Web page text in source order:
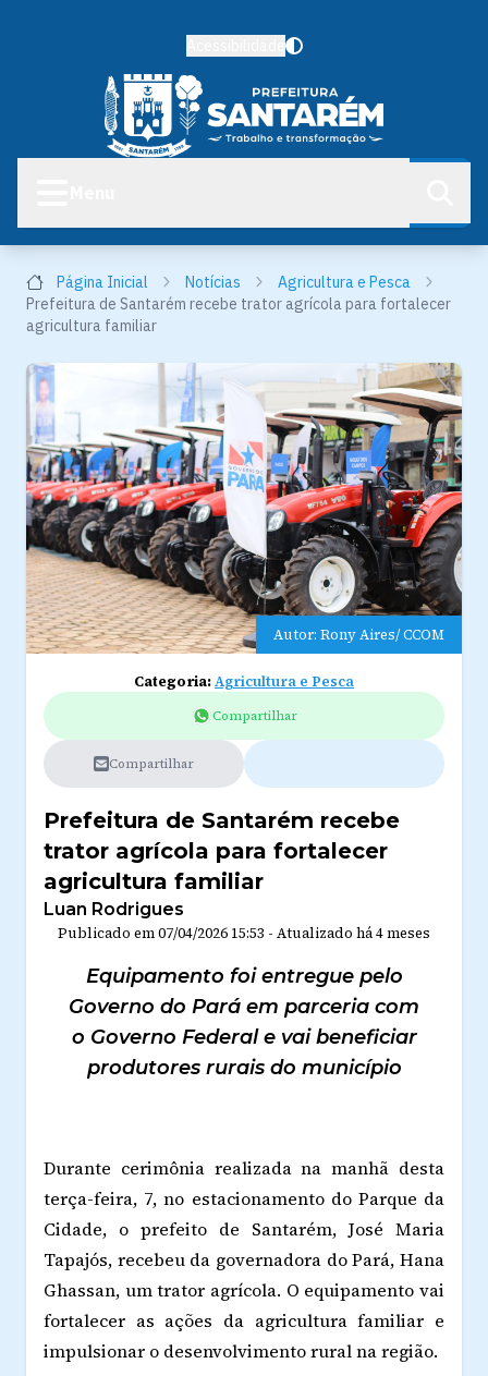
Página Inicial Notícias
Agricultura e Pesca
Prefeitura de Santarém recebe trator agrícola para fortalecer
agricultura familiar
Autor: Rony Aires/ CCOM
Categoria:Agricultura e Pesca
Compartilhar
Compartilhar
Prefeitura de Santarém recebe
trator agrícola para fortalecer
agricultura familiar
Luan Rodrigues
Publicado em07/04/2026 15:53 - Atualizado há 4 meses
Equipamento foi entregue pelo
Governo do Pará em parceria com
o Governo Federal e vai beneficiar
produtores rurais do município
Durante cerimônia realizada na manhã desta
terça-feira, 7, no estacionamento do Parque da
Cidade, o prefeito de Santarém, José Maria
Tapajós, recebeu da governadora do Pará, Hana
Ghassan, um trator agrícola. O equipamento vai
fortalecer as ações da agricultura familiar e
impulsionar o desenvolvimento rural na região.